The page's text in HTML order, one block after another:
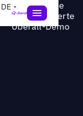
DE Hol dir deine
personalisierte
Uberall-Demo